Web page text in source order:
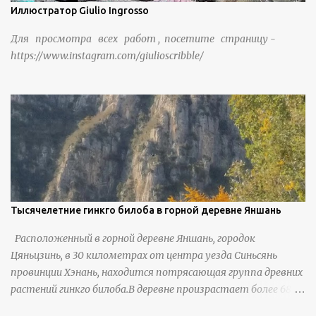
Иллюстратор Giulio Ingrosso
Для просмотра всех работ , посетите страницу -
https://www.instagram.com/giulioscribble/
Тысячелетние гинкго билоба в горной деревне Яншань
Расположенный в горной деревне Яншань, городок
Цяньцзинь, в 30 километрах от центра уезда Синьсянь
провинции Хэнань, находится потрясающая группа древних
растений гинкго билоба.В деревне произрастает более 6800